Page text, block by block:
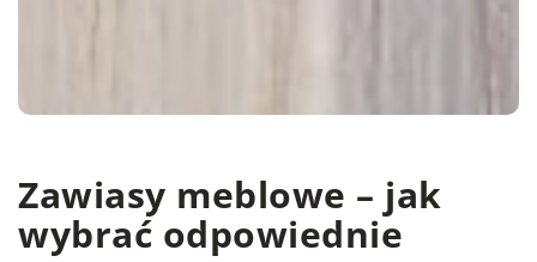
Zawiasy meblowe – jak
wybrać odpowiednie